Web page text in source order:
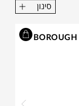
סינון